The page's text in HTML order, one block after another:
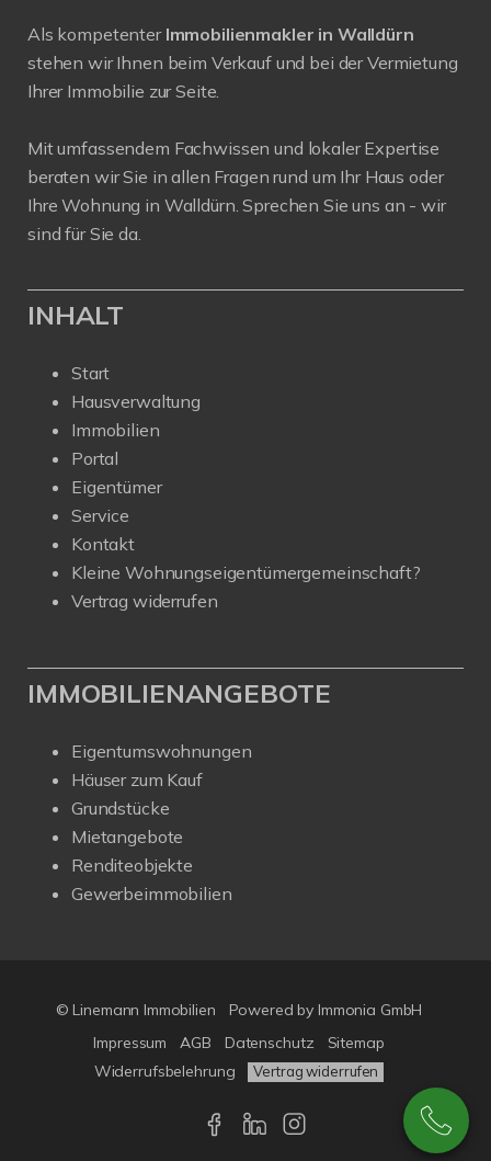
Als kompetenter Immobilienmakler in Walldürn
stehen wir Ihnen beim Verkauf und bei der Vermietung
Ihrer Immobilie zur Seite.
Mit umfassendem Fachwissen und lokaler Expertise
beraten wir Sie in allen Fragen rund um Ihr Haus oder
Ihre Wohnung in Walldürn. Sprechen Sie uns an - wir
sind für Sie da.
INHALT
Start
Hausverwaltung
Immobilien
Portal
Eigentümer
Service
Kontakt
Kleine Wohnungseigentümergemeinschaft?
Vertrag widerrufen
IMMOBILIENANGEBOTE
Eigentumswohnungen
Häuser zum Kauf
Grundstücke
Mietangebote
Renditeobjekte
Gewerbeimmobilien
© Linemann Immobilien
Powered by Immonia GmbH
Impressum
AGB Datenschutz
Sitemap
Widerrufsbelehrung
Vertrag widerrufen